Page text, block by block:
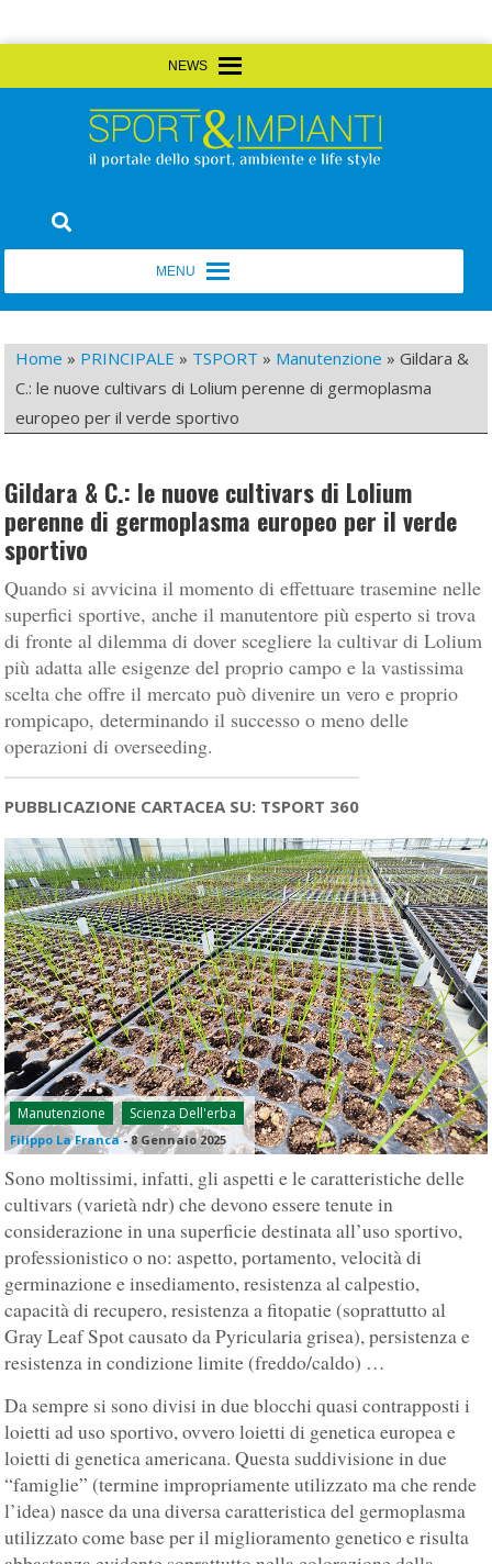
to
Sport&Impianti
Home » PRINCIPALE » TSPORT » Manutenzione »Gildara &
C.: le nuove cultivars di Lolium perenne di germoplasma
europeo per il verde sportivo
Gildara & C.: le nuove cultivars di Lolium
perenne di germoplasma europeo per il verde
sportivo
Quando si avvicina il momento di effettuare trasemine nelle
superfici sportive, anche il manutentore più esperto si trova
di fronte al dilemma di dover scegliere la cultivar di Lolium
più adatta alle esigenze del proprio campo e la vastissima
scelta che offre il mercato può divenire un vero e proprio
rompicapo, determinando il successo o meno delle
operazioni di overseeding.
PUBBLICAZIONE CARTACEA SU: TSPORT 360
Manutenzione Scienza Dell'erba
Filippo La Franca-8 Gennaio 2025
Sono moltissimi, infatti, gli aspetti e le caratteristiche delle
cultivars (varietà ndr) che devono essere tenute in
considerazione in una superficie destinata all’uso sportivo,
professionistico o no: aspetto, portamento, velocità di
germinazione e insediamento, resistenza al calpestio,
capacità di recupero, resistenza a fitopatie (soprattutto al
Gray Leaf Spot causato da Pyricularia grisea), persistenza e
resistenza in condizione limite (freddo/caldo) …
Da sempre si sono divisi in due blocchi quasi contrapposti i
loietti ad uso sportivo, ovvero loietti di genetica europea e
loietti di genetica americana. Questa suddivisione in due
“famiglie” (termine impropriamente utilizzato ma che rende
l’idea) nasce da una diversa caratteristica del germoplasma
utilizzato come base per il miglioramento genetico e risulta